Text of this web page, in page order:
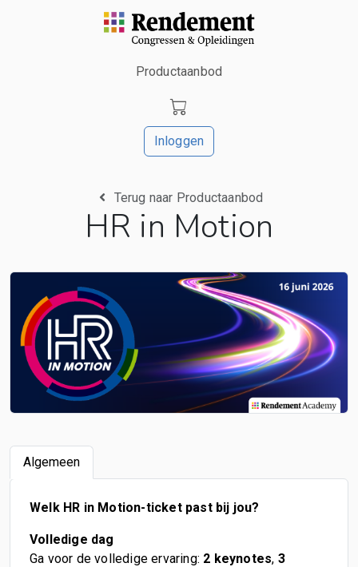
Productaanbod
Inloggen
Terug naar Productaanbod
HR in Motion
Algemeen
Welk HR in Motion-ticket past bij jou?
Volledige dag
Ga voor de volledige ervaring: 2 keynotes, 3